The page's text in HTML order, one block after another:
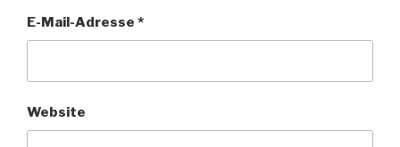
E-Mail-Adresse *
Website